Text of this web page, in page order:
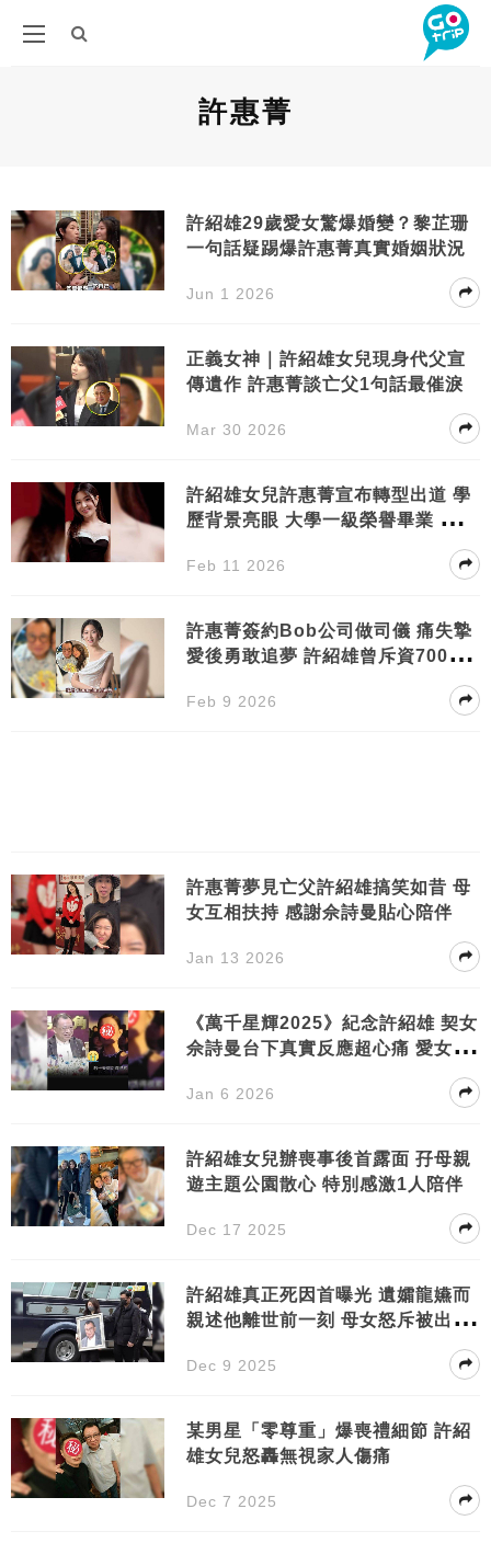
許惠菁
許紹雄29歲愛女驚爆婚變？黎芷珊
一句話疑踢爆許惠菁真實婚姻狀況
Jun 1 2026
正義女神｜許紹雄女兒現身代父宣
傳遺作 許惠菁談亡父1句話最催淚
Mar 30 2026
許紹雄女兒許惠菁宣布轉型出道 學
歷背景亮眼 大學一級榮譽畢業 突擱
Feb 11 2026
許惠菁簽約Bob公司做司儀 痛失摯
愛後勇敢追夢 許紹雄曾斥資700萬
Feb 9 2026
許惠菁夢見亡父許紹雄搞笑如昔 母
女互相扶持 感謝佘詩曼貼心陪伴
Jan 13 2026
《萬千星輝2025》紀念許紹雄 契女
佘詩曼台下真實反應超心痛 愛女許
Jan 6 2026
許紹雄女兒辦喪事後首露面 孖母親
遊主題公園散心 特別感激1人陪伴
Dec 17 2025
許紹雄真正死因首曝光 遺孀龍嬿而
親述他離世前一刻 母女怒斥被出
Dec 9 2025
某男星「零尊重」爆喪禮細節 許紹
雄女兒怒轟無視家人傷痛
Dec 7 2025